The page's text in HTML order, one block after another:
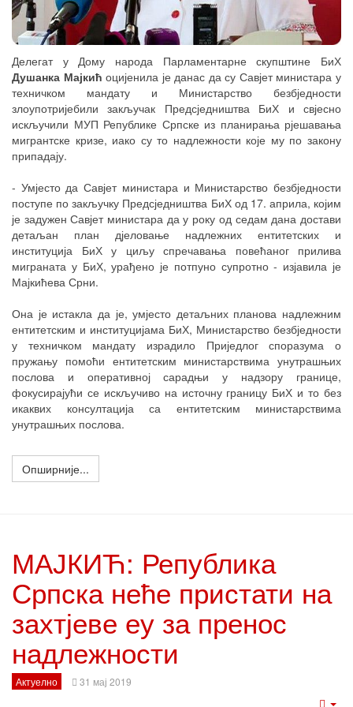
Делегат у Дому народа Парламентарне скупштине БиХ
Душанка Мајкић оцијенила је данас да су Савјет министара у
техничком мандату и Министарство безбједности
злоупотријебили закључак Предсједништва БиХ и свјесно
искључили МУП Републике Српске из планирања рјешавања
мигрантске кризе, иако су то надлежности које му по закону
припадају.
- Умјесто да Савјет министара и Министарство безбједности
поступе по закључку Предсједништва БиХ од 17. априла, којим
је задужен Савјет министара да у року од седам дана достави
детаљан план дјеловање надлежних ентитетских и
институција БиХ у циљу спречавања повећаног прилива
миграната у БиХ, урађено је потпуно супротно - изјавила је
Мајкићева Срни.
Она је истакла да је, умјесто детаљних планова надлежним
ентитетским и институцијама БиХ, Министарство безбједности
у техничком мандату израдило Приједлог споразума о
пружању помоћи ентитетским министарствима унутрашњих
послова и оперативној сарадњи у надзору границе,
фокусирајући се искључиво на источну границу БиХ и то без
икаквих консултација са ентитетским министарствима
унутрашњих послова.
Опширније...
МАЈКИЋ: Република
Српска неће пристати на
захтјеве еу за пренос
надлежности
Актуелно 31 мај 2019